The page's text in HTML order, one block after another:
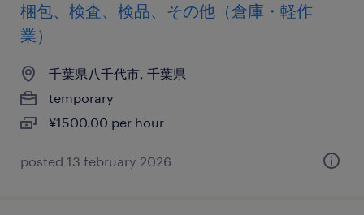
梱包、検査、検品、その他（倉庫・軽作
業）
千葉県八千代市, 千葉県
temporary
¥1500.00 per hour
posted 13 february 2026